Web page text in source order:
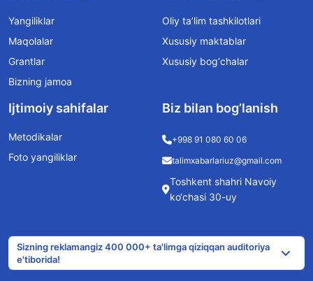
Yangiliklar
Maqolalar
Grantlar
Bizning jamoa
Oliy ta’lim tashkilotlari
Xususiy maktablar
Xususiy bog‘chalar
Ijtimoiy sahifalar
Metodikalar
Foto yangiliklar
Biz bilan bog’lanish
+998 91 080 60 06
talimxabarlariuz@gmail.com
Toshkent shahri Navoiy
ko‘chasi 30-uy
Sizning reklamangiz 400 000+ ta'limga qiziqqan auditoriya
e'tiborida!